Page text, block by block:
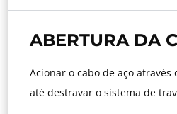
ABERTURA DA
Acionar o cabo de aço
até destravar o sistema de